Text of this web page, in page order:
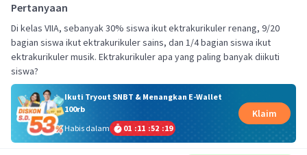
Pertanyaan
Di kelas VIIA, sebanyak 30% siswa ikut ektrakurikuler renang, 9/20
bagian siswa ikut ektrakurikuler sains, dan 1/4 bagian siswa ikut
ektrakurikuler musik. Ektrakurikuler apa yang paling banyak diikuti
siswa?
Ikuti Tryout SNBT & Menangkan E-Wallet
100rb
Habis dalam
01 :11 :52 :19
Klaim